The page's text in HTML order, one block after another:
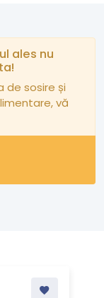
ales nu
de sosire și
vă